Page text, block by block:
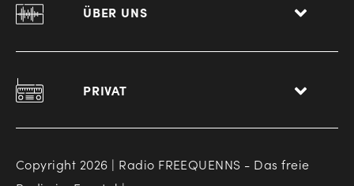
ÜBER UNS
PRIVAT
Copyright 2026 | Radio FREEQUENNS - Das freie